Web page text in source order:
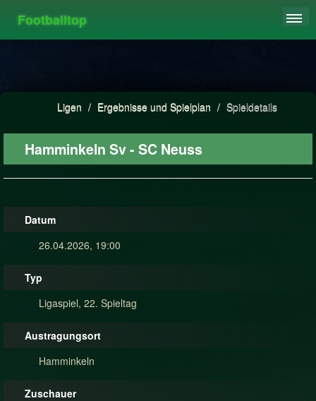
Footballtop
HIGHSCORE
Ligen / Ergebnisse und Spielplan / Spieldetails
Hamminkeln Sv - SC Neuss
Datum
26.04.2026, 19:00
Typ
Ligaspiel, 22. Spieltag
Austragungsort
Hamminkeln
Zuschauer